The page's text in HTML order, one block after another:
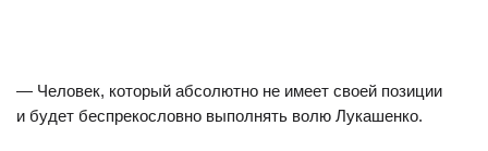
— Человек, который абсолютно не имеет своей позиции
и будет беспрекословно выполнять волю Лукашенко.